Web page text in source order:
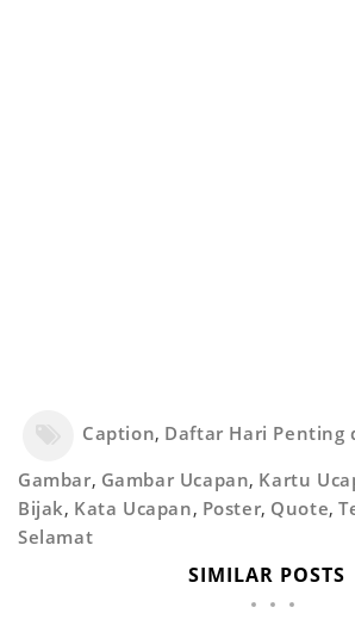
Caption, Daftar Hari Penting
Gambar, Gambar Ucapan, Kartu
Bijak, Kata Ucapan, Poster, Quote,
Selamat
SIMILAR POSTS